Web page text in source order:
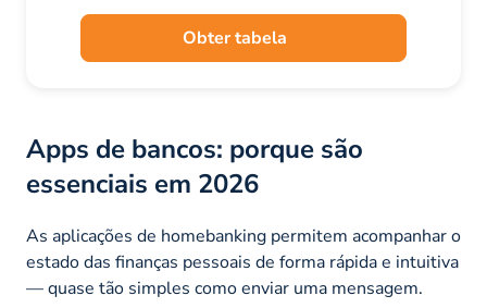
Obter tabela
Apps de bancos: porque são
essenciais em 2026
As aplicações de homebanking permitem acompanhar o
estado das finanças pessoais de forma rápida e intuitiva
— quase tão simples como enviar uma mensagem.